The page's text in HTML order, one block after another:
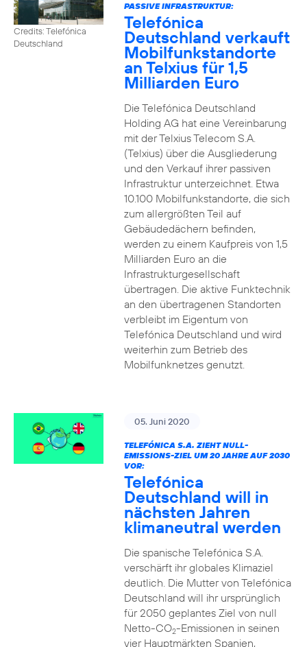
Credits: Telefónica
Deutschland
PASSIVE INFRASTRUKTUR:
Telefónica
Deutschland verkauft
Mobilfunkstandorte
an Telxius für 1,5
Milliarden Euro
Die Telefónica Deutschland
Holding AG hat eine Vereinbarung
mit der Telxius Telecom S.A.
(Telxius) über die Ausgliederung
und den Verkauf ihrer passiven
Infrastruktur unterzeichnet. Etwa
10.100 Mobilfunkstandorte, die sich
zum allergrößten Teil auf
Gebäudedächern befinden,
werden zu einem Kaufpreis von 1,5
Milliarden Euro an die
Infrastrukturgesellschaft
übertragen. Die aktive Funktechnik
an den übertragenen Standorten
verbleibt im Eigentum von
Telefónica Deutschland und wird
weiterhin zum Betrieb des
Mobilfunknetzes genutzt.
05. Juni 2020
TELEFÓNICA S.A. ZIEHT NULL-
EMISSIONS-ZIEL UM 20 JAHRE AUF 2030
VOR:
Telefónica
Deutschland will in
nächsten Jahren
klimaneutral werden
Die spanische Telefónica S.A.
verschärft ihr globales Klimaziel
deutlich. Die Mutter von Telefónica
Deutschland will ihr ursprünglich
für 2050 geplantes Ziel von null
Netto-CO2-Emissionen in seinen
vier Hauptmärkten Spanien,